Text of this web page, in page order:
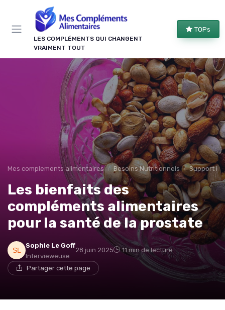
LES COMPLÉMENTS QUI CHANGENT
VRAIMENT TOUT
TOPs
Mes complements alimentaires Besoins Nutritionnels Support
Les bienfaits des
compléments alimentaires
pour la santé de la prostate
Sophie Le Goff
Intervieweuse
28 juin 2025 11 min de lecture
Partager cette page
Panneau de gestion des cookies